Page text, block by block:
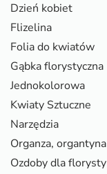
Dzień kobiet
Flizelina
Folia do kwiatów
Gąbka florystyczna
Jednokolorowa
Kwiaty Sztuczne
Narzędzia
Organza, organtyna
Ozdoby dla florysty